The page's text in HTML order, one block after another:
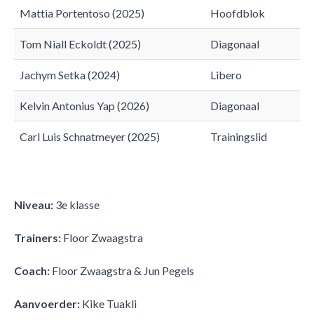
Mattia Portentoso (2025) Hoofdblok
Tom Niall Eckoldt (2025) Diagonaal
Jachym Setka (2024) Libero
Kelvin Antonius Yap (2026) Diagonaal
Carl Luis Schnatmeyer (2025) Trainingslid
Niveau: 3e klasse
Trainers: Floor Zwaagstra
Coach: Floor Zwaagstra & Jun Pegels
Aanvoerder: Kike Tuakli